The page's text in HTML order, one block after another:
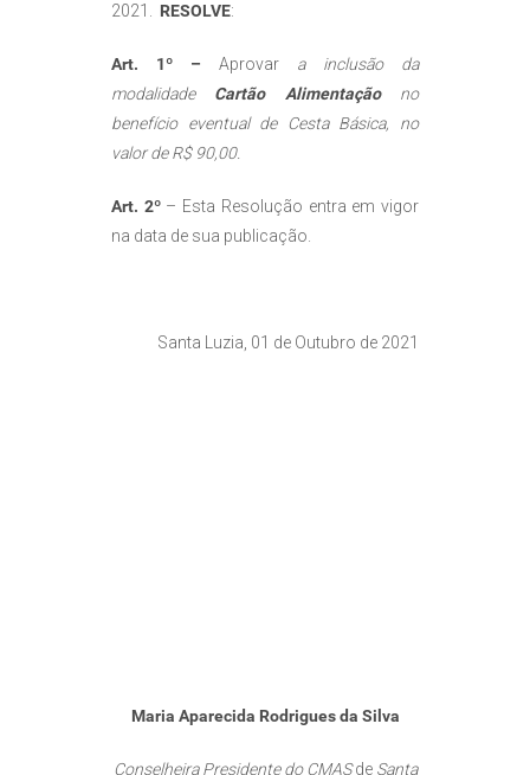
2021. RESOLVE:
Art. 1º – Aprovar a inclusão da
modalidade Cartão Alimentaçãono
benefício eventual de Cesta Básica, no
valor de R$ 90,00.
Art. 2º– Esta Resolução entra em vigor
na data de sua publicação.
Santa Luzia, 01 de Outubro de 2021
Maria Aparecida Rodrigues da Silva
Conselheira Presidente do CMASde Santa